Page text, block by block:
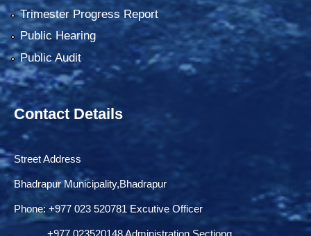
Trimester Progress Report
Public Hearing
Public Audit
Contact Details
Street Address
Bhadrapur Municipality,Bhadrapur
Phone: ‌+977 023 520781 Excutive Officer
+977 023520148 Administration Sectiong